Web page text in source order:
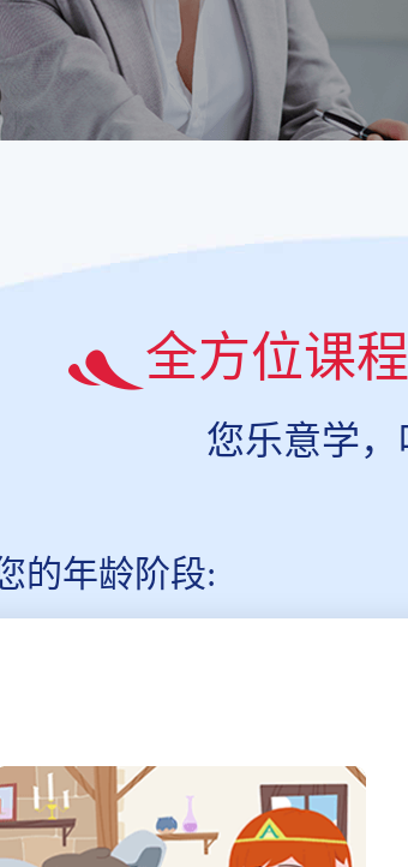
全方位课
您乐意学
的年龄阶段: